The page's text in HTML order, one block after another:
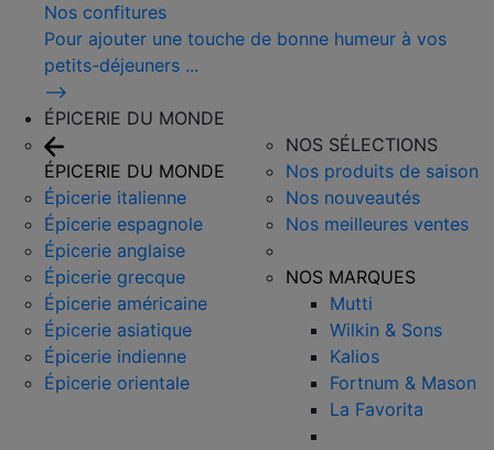
Nos confitures
Pour ajouter une touche de bonne humeur à vos
petits-déjeuners ...
⟶
ÉPICERIE DU MONDE
ÉPICERIE DU MONDE
Épicerie italienne
Épicerie espagnole
Épicerie anglaise
Épicerie grecque
Épicerie américaine
Épicerie asiatique
Épicerie indienne
Épicerie orientale
NOS SÉLECTIONS
Nos produits de saison
Nos nouveautés
Nos meilleures ventes
NOS MARQUES
Mutti
Wilkin & Sons
Kalios
Fortnum & Mason
La Favorita